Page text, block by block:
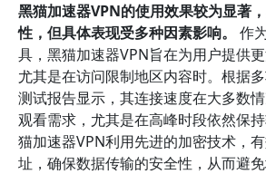
黑猫加速器VPN的使用效果较为显著
性，但具体表现受多种因素影响。
作
具，黑猫加速器VPN旨在为用户提供
尤其是在访问限制地区内容时。根据
测试报告显示，其连接速度在大多数
观看需求，尤其是在高峰时段依然保
猫加速器VPN利用先进的加密技术，
址，确保数据传输的安全性，从而避